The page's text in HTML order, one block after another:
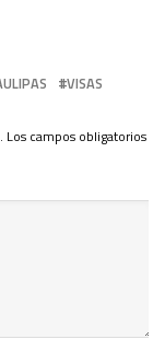
VISAS
Los campos obligatorios